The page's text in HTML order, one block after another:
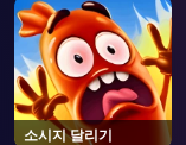
소시지 달리기